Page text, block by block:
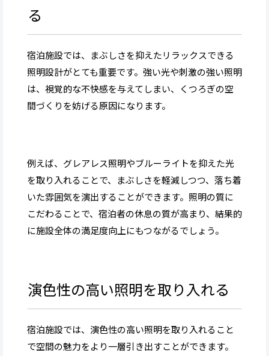
る
宿泊施設では、まぶしさを抑えたリラックスできる
照明設計がとても重要です。強い光や刺激の強い照明
は、視覚的な不快感を与えてしまい、くつろぎの空
間づくりを妨げる原因になります。
例えば、グレアレス照明やブルーライトを抑えた光
を取り入れることで、まぶしさを軽減しつつ、落ち着
いた雰囲気を演出することができます。照明の質に
こだわることで、宿泊者の休息の質が高まり、結果的
に施設全体の満足度向上にもつながるでしょう。
演色性の高い照明を取り入れる
宿泊施設では、演色性の高い照明を取り入れること
で空間の魅力をより一層引き出すことができます。